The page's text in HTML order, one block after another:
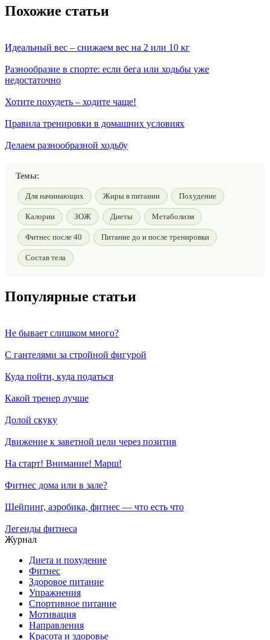
Похожие статьи
Идеальный вес – снижаем вес на 2 или 10 кг
Разнообразие в спорте: если бега или ходьбы уже
недостаточно
Хотите похудеть – ходите чаще!
Правила тренировки в домашних условиях
Делаем разнообразной ходьбу
Темы:
Для начинающих Жиры в питании Похудение
Калории ЗОЖ Диеты Метаболизм
Фитнес после 40 Питание до и после тренировки
Состав тела
Популярные статьи
Не бывает слишком много?
С гантелями за стройной фигурой
Куда пойти, куда податься
Какой тренер лучше
Долой скуку
Движение к заветной цели через позитив
На старт! Внимание! Марш!
Фитнес дома или в зале?
Шейпинг, аэробика, фитнес — что есть что
Легенды фитнеса
Журнал
Диета и похудение
Фитнес
Здоровое питание
Упражнения
Спортивное питание
Мотивация
Направления
Красота и здоровье